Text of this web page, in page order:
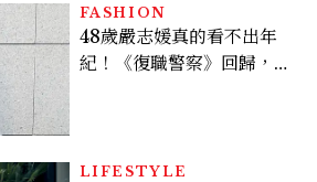
FASHION
48歲嚴志媛真的看不出年
紀！《復職警察》回歸，5
LIFESTYLE